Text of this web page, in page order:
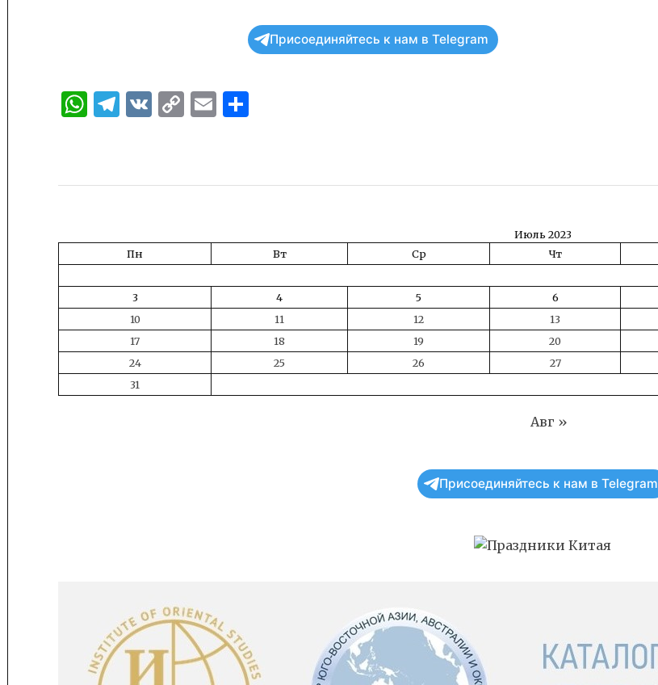
Присоединяйтесь к нам в Telegram
WhatsApp
Telegram
VK CopyEmail
Июль 2023
Пн
Вт Ср Чт
3
4 5 6
10
11 12 13
17
18 19 20
24
25 26 27
31
Авг »
Присоединяйтесь к нам в Telegram